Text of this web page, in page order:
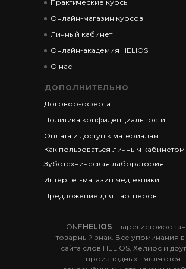
ДОПОЛНИТЕЛЬНО
Договор-оферта
Политика конфиденциальности
Оплата и доступ к материалам
Как пользоваться личным кабинетом
Зуботехническая лаборатория
Интернет-магазин медтехники
Предложение для партнеров
Практические курсы
Личный кабинет
Онлайн-академия HELIOS
Онлайн-магазин курсов
О нас
ONEHELIOS-
товарный знак. Все упоминания в
сайта слов HELIOS, Хелиос и
производных - являются